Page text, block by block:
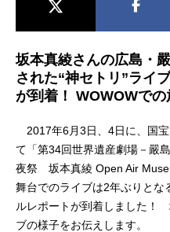
男性声優/女性声優一覧
坂本真綾さんの広島・
された“神セトリ”ライ
が到着！ WOWOWでの
2017年6月3日、4日に、国
て「第34回世界遺産劇場－嚴
夜祭 坂本真綾 Open Air
舞台でのライブは2年ぶりとな
ルレポートが到着しました！
ブの様子をお伝えします。